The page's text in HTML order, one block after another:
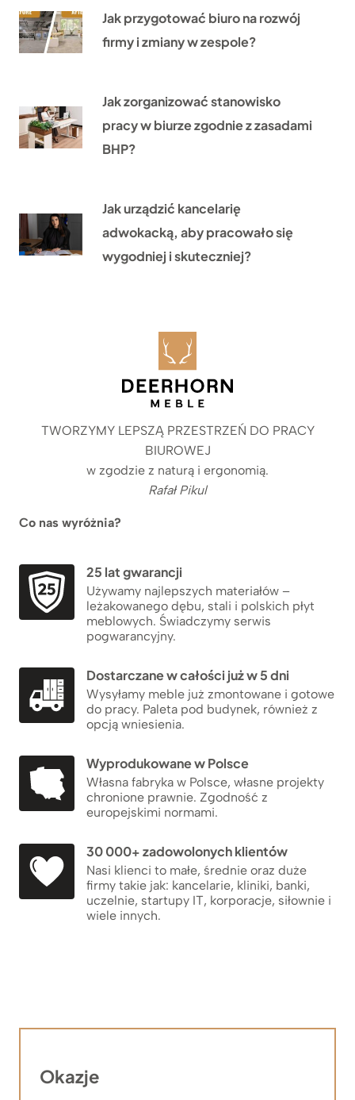
Jak przygotować biuro na rozwój
firmy i zmiany w zespole?
Jak zorganizować stanowisko
pracy w biurze zgodnie z zasadami
BHP?
Jak urządzić kancelarię
adwokacką, aby pracowało się
wygodniej i skuteczniej?
TWORZYMY LEPSZĄ PRZESTRZEŃ DO PRACY
BIUROWEJ
w zgodzie z naturą i ergonomią.
Rafał Pikul
Co nas wyróżnia?
25 lat gwarancji
Używamy najlepszych materiałów –
leżakowanego dębu, stali i polskich płyt
meblowych. Świadczymy serwis
pogwarancyjny.
Dostarczane w całości już w 5 dni
Wysyłamy meble już zmontowane i gotowe
do pracy. Paleta pod budynek, również z
opcją wniesienia.
Wyprodukowane w Polsce
Własna fabryka w Polsce, własne projekty
chronione prawnie. Zgodność z
europejskimi normami.
30 000+ zadowolonych klientów
Nasi klienci to małe, średnie oraz duże
firmy takie jak: kancelarie, kliniki, banki,
uczelnie, startupy IT, korporacje, siłownie i
wiele innych.
Okazje